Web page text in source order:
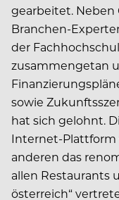
gearbeitet. Neben
Branchen-
der
zusammengetan
sowie
hat sich gelohnt.
Internet-Plattform
anderen das
allen Restaurants
österreich“